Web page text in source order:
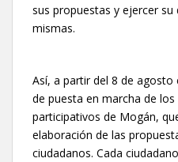
sus propuestas y ejercer
mismas.
Así, a partir del 8 de
de puesta en marcha de
participativos de Mogán,
elaboración de las
ciudadanos. Cada